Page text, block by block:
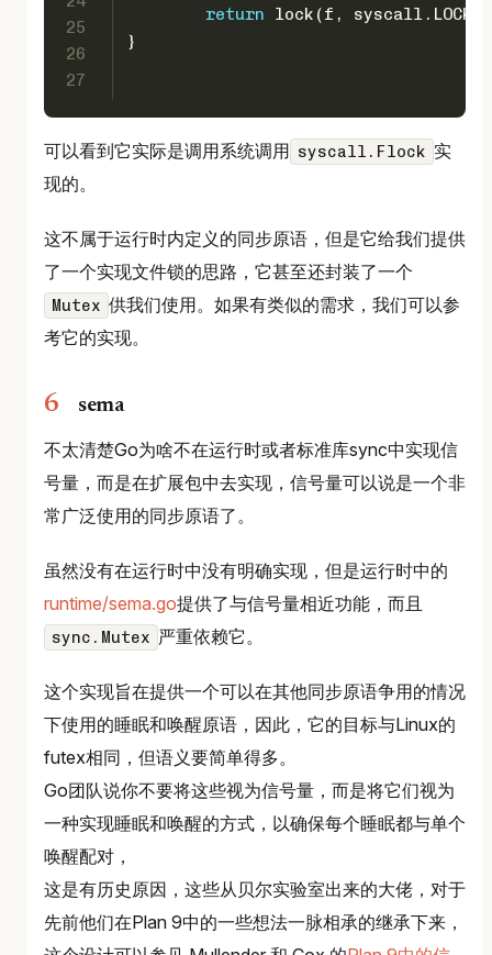
25
26
27
return lock(f,
}
可以看到它实际是调用系统调用 syscall.Flock 实
现的。
这不属于运行时内定义的同步原语，但是它给我们提供
了一个实现文件锁的思路，它甚至还封装了一个
Mutex 供我们使用。如果有类似的需求，我们可以参
考它的实现。
sema
不太清楚Go为啥不在运行时或者标准库sync中实现信
号量，而是在扩展包中去实现，信号量可以说是一个非
常广泛使用的同步原语了。
虽然没有在运行时中没有明确实现，但是运行时中的
runtime/sema.go提供了与信号量相近功能，而且
sync.Mutex 严重依赖它。
这个实现旨在提供一个可以在其他同步原语争用的情况
下使用的睡眠和唤醒原语，因此，它的目标与Linux的
futex相同，但语义要简单得多。
Go团队说你不要将这些视为信号量，而是将它们视为
一种实现睡眠和唤醒的方式，以确保每个睡眠都与单个
唤醒配对，
这是有历史原因，这些从贝尔实验室出来的大佬，对于
先前他们在Plan 9中的一些想法一脉相承的继承下来，